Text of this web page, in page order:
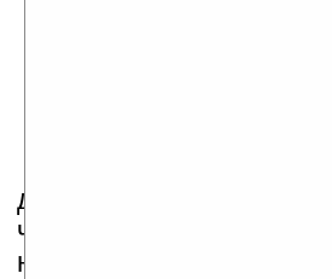
Что касается
датчики
чувствительный,
но в то же время,